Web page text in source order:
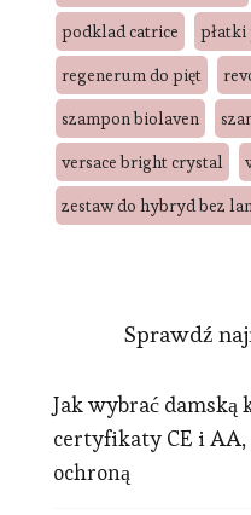
podklad catrice
płatki
regenerum do pięt
szampon biolaven
versace bright crystal
zestaw do hybryd bez
Sprawdź
Jak wybrać
certyfikaty CE i
ochroną